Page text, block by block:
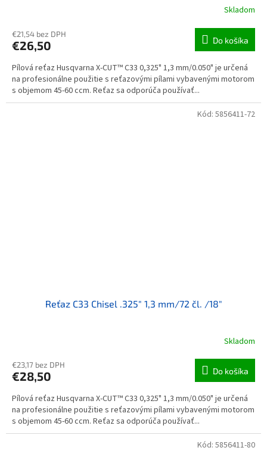
Skladom
€21,54 bez DPH
€26,50 Do košíka
Pílová reťaz Husqvarna X-CUT™ C33 0,325" 1,3 mm/0.050" je určená
na profesionálne použitie s reťazovými pílami vybavenými motorom
s objemom 45-60 ccm. Reťaz sa odporúča používať...
Reťaz C33 Chisel .325" 1,3 mm/72 čl. /18"
Skladom
€23,17 bez DPH
€28,50 Do košíka
Pílová reťaz Husqvarna X-CUT™ C33 0,325" 1,3 mm/0.050" je určená
na profesionálne použitie s reťazovými pílami vybavenými motorom
s objemom 45-60 ccm. Reťaz sa odporúča používať...
Kód: 5856411-72
Kód: 5856411-80